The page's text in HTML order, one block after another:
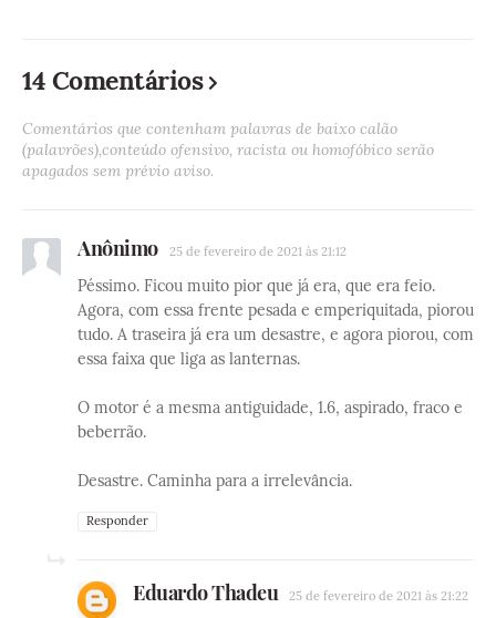
14 Comentários
Comentários que contenham palavras de baixo calão
(palavrões),conteúdo ofensivo, racista ou homofóbico serão
apagados sem prévio aviso.
Anônimo 25 de fevereiro de 2021 às 21:12
Péssimo. Ficou muito pior que já era, que era feio.
Agora, com essa frente pesada e emperiquitada, piorou
tudo. A traseira já era um desastre, e agora piorou, com
essa faixa que liga as lanternas.
O motor é a mesma antiguidade, 1.6, aspirado, fraco e
beberrão.
Desastre. Caminha para a irrelevância.
Responder
Eduardo Thadeu 25 de fevereiro de 2021 às 21:22